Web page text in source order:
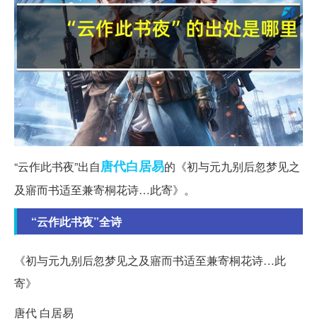
“云作此书夜”出自唐代白居易的《初与元九别后忽梦见之
及寤而书适至兼寄桐花诗…此寄》。
“云作此书夜”全诗
《初与元九别后忽梦见之及寤而书适至兼寄桐花诗…此
寄》
唐代 白居易